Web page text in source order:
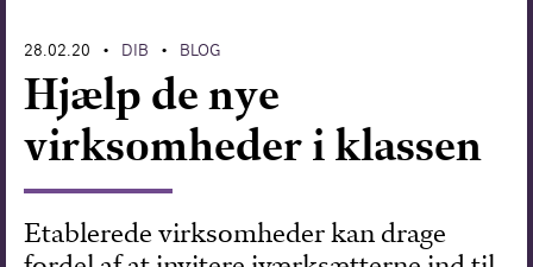
Digitalisering
International økonomi
Arbejdsmiljø
28.02.20 • DIB • BLOG
Hjælp de nye
virksomheder i klassen
Etablerede virksomheder kan drage